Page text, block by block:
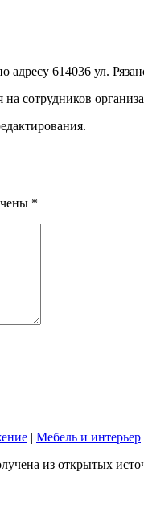
614036 ул.
сотрудников
*
| Мебель и интерьер
из открытых